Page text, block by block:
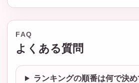
FAQ
よくある質問
ランキングの順番は何で決